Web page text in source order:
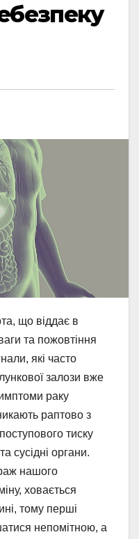
що віддає в
та пожовтіння
які часто
залози вже
раку
раптово з
тиску
сусідні органи.
нашого
ховається
тому перші
непомітною, а